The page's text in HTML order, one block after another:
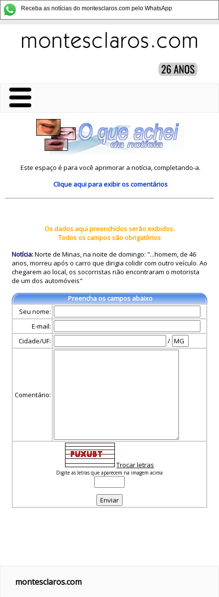
Receba as notícias do montesclaros.com pelo WhatsApp
Este espaço é para você aprimorar a notícia, completando-a.
Clique aquipara exibir os comentários
Os dados aqui preenchidos serão exibidos.
Todos os campos são obrigatórios
Notícia:Norte de Minas, na noite de domingo: "...homem, de 46
anos, morreu após o carro que dirigia colidir com outro veículo. Ao
chegarem ao local, os socorristas não encontraram o motorista
de um dos automóveis"
Preencha os campos abaixo
Seu nome:
E-mail:
Cidade/UF:
/
Comentário:
Trocar letras
Digite as letras que aparecem na imagem acima
montesclaros.com